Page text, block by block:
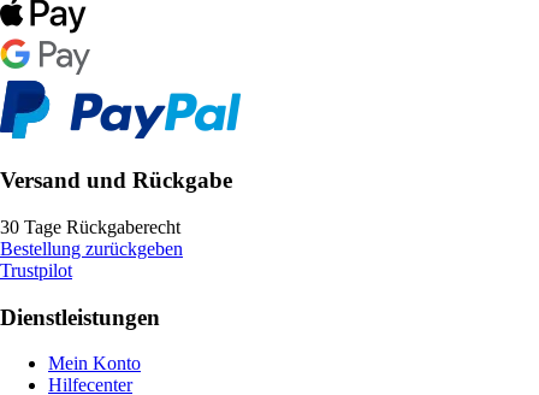
Versand und Rückgabe
30 Tage Rückgaberecht
Bestellung zurückgeben
Trustpilot
Dienstleistungen
Mein Konto
Hilfecenter